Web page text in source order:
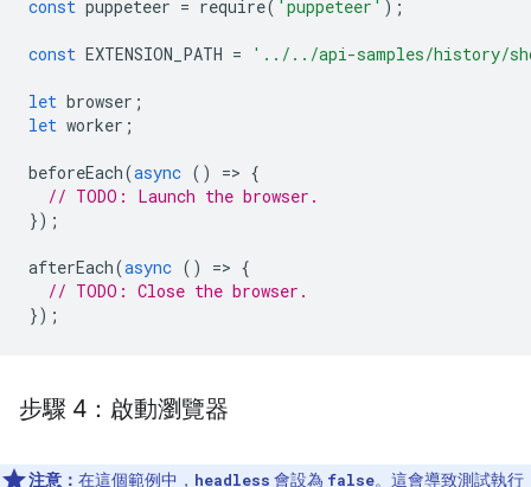
const puppeteer = require( 'puppeteer' );
const EXTENSION_PATH = '../../api-samples/history/
let browser ;
let worker ;
beforeEach(async () => {
// TODO: Launch the browser.
});
afterEach(async () => {
// TODO: Close the browser.
});
步驟 4：啟動瀏覽器
注意： 在這個範例中， headless 會設為 false。這會導致測試執行